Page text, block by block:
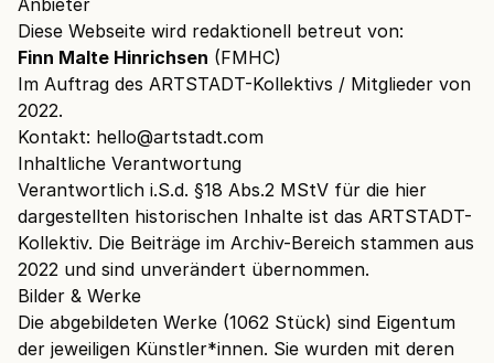
Anbieter
Diese Webseite wird redaktionell betreut von:
Finn Malte Hinrichsen (FMHC)
Im Auftrag des ARTSTADT-Kollektivs / Mitglieder von
2022.
Kontakt: hello@artstadt.com
Inhaltliche Verantwortung
Verantwortlich i.S.d. §18 Abs.2 MStV für die hier
dargestellten historischen Inhalte ist das ARTSTADT-
Kollektiv. Die Beiträge im Archiv-Bereich stammen aus
2022 und sind unverändert übernommen.
Bilder & Werke
Die abgebildeten Werke (1062 Stück) sind Eigentum
der jeweiligen Künstler*innen. Sie wurden mit deren